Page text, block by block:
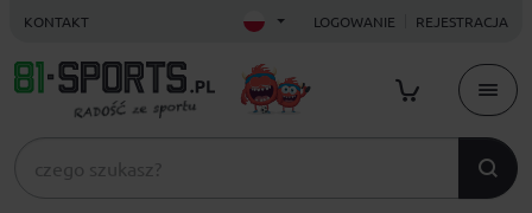
KONTAKT LOGOWANIE REJESTRACJA